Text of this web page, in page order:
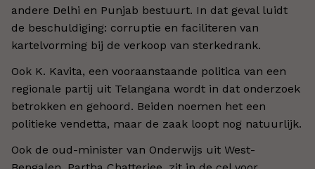
andere Delhi en Punjab bestuurt. In dat geval luidt
de beschuldiging: corruptie en faciliteren van
kartelvorming bij de verkoop van sterkedrank.
Ook K. Kavita, een vooraanstaande politica van een
regionale partij uit Telangana wordt in dat onderzoek
betrokken en gehoord. Beiden noemen het een
politieke vendetta, maar de zaak loopt nog natuurlijk.
Ook de oud-minister van Onderwijs uit West-